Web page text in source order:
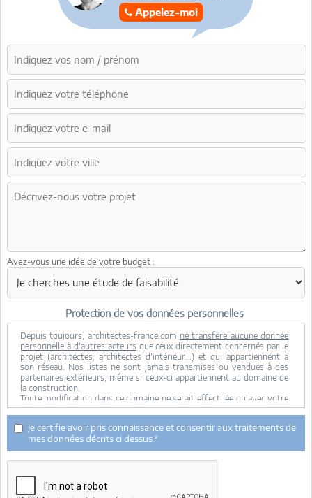
Appelez-moi
Avez-vous une idée de votre budget :
Protection de vos données personnelles
Depuis toujours, architectes-france.com ne transfère aucune donnée
personnelle à d'autres acteurs que ceux directement concernés par le
projet (architectes, architectes d'intérieur...) et qui appartiennent à
son réseau. Nos listes ne sont jamais transmises ou vendues à des
partenaires extérieurs, même si ceux-ci appartiennent au domaine de
la construction.
Toute modification dans ce domaine ne serait effectuée qu'avec votre
consentement.
Je consens à ce que mes données personnelles soient collectées pour
permettre à architectes-france de transférer votre projet aux
architectes. Seul Architectes-france, ses équipes internes et la
maitrise d'oeuvre concernée par le projet y ont accès. Aucune
transmission de données à des tiers à l'exclusion de ceux décrits ci
dessus n'est réalisée.
Mes données téléphoniques seront uniquement utilisées par
Je certifie avoir pris connaissance et consentir aux traitements de
mes données décrits ci dessus.*